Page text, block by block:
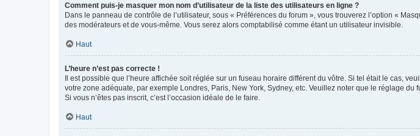
Comment puis-je masquer mon nom d’utilisateur de la liste des utilisateurs en ligne ?
Dans le panneau de contrôle de l’utilisateur, sous « Préférences du forum », vous trouverez l’option «
des modérateurs et de vous-même. Vous serez alors comptabilisé comme étant un utilisateur invisible.
Haut
L’heure n’est pas correcte !
Il est possible que l’heure affichée soit réglée sur un fuseau horaire différent du vôtre. Si tel était le cas,
votre zone adéquate, par exemple Londres, Paris, New York, Sydney, etc. Veuillez noter que le réglage
Si vous n’êtes pas inscrit, c’est l’occasion idéale de le faire.
Haut